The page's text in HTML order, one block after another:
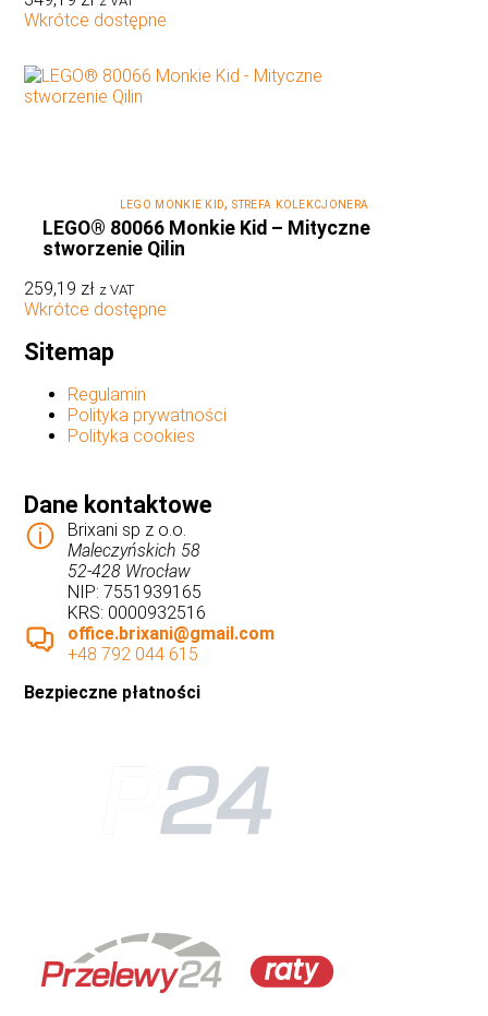
Wkrótce dostępne
LEGO MONKIE KID,STREFA KOLEKCJONERA
LEGO® 80066 Monkie Kid – Mityczne
stworzenie Qilin
259,19 zł z VAT
Wkrótce dostępne
Sitemap
Regulamin
Polityka prywatności
Polityka cookies
Dane kontaktowe
Brixani sp z o.o.
Maleczyńskich 58
52-428 Wrocław
NIP: 7551939165
KRS: 0000932516
office.brixani@gmail.com
+48 792 044 615
Bezpieczne płatności